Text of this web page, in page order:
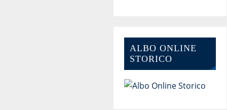
ALBO ONLINE
STORICO